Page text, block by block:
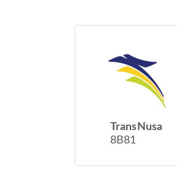
TransNusa
8B81